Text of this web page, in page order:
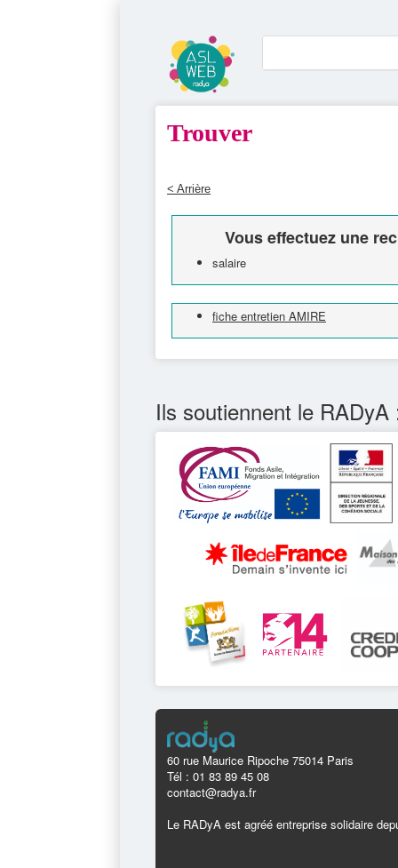
Trouver
< Arrière
Vous effectuez une
salaire
fiche entretien AMIRE
Ils soutiennent le RADyA
60 rue Maurice Ripoche 75014 Paris
Tél : 01 83 89 45 08
contact@radya.fr
Le RADyA est agréé entreprise solidaire